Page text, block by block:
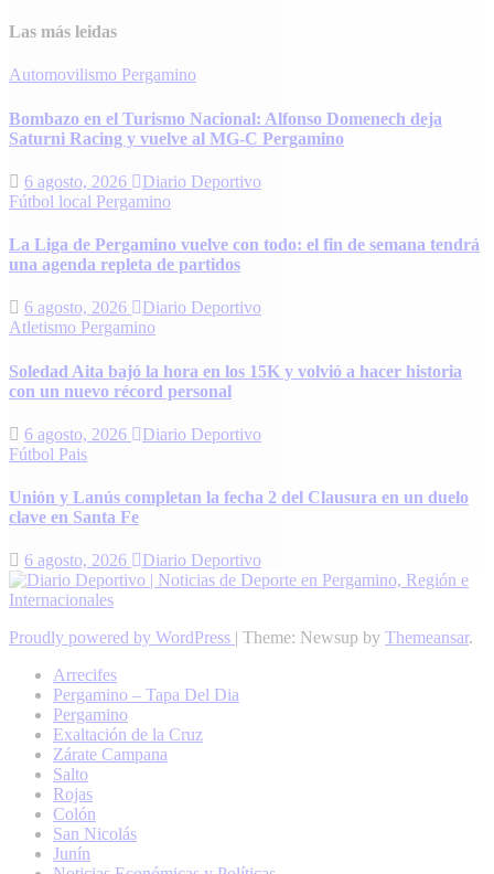
Las más leidas
Automovilismo Pergamino
Bombazo en el Turismo Nacional: Alfonso Domenech deja
Saturni Racing y vuelve al MG-C Pergamino
6 agosto, 2026
Diario Deportivo
Fútbol local Pergamino
La Liga de Pergamino vuelve con todo: el fin de semana tendrá
una agenda repleta de partidos
6 agosto, 2026
Diario Deportivo
Atletismo Pergamino
Soledad Aita bajó la hora en los 15K y volvió a hacer historia
con un nuevo récord personal
6 agosto, 2026
Diario Deportivo
Fútbol Pais
Unión y Lanús completan la fecha 2 del Clausura en un duelo
clave en Santa Fe
6 agosto, 2026 Diario Deportivo
Proudly powered by WordPress | Theme: Newsup by Themeansar.
Arrecifes
Pergamino – Tapa Del Dia
Pergamino
Exaltación de la Cruz
Zárate Campana
Salto
Rojas
Colón
San Nicolás
Junín